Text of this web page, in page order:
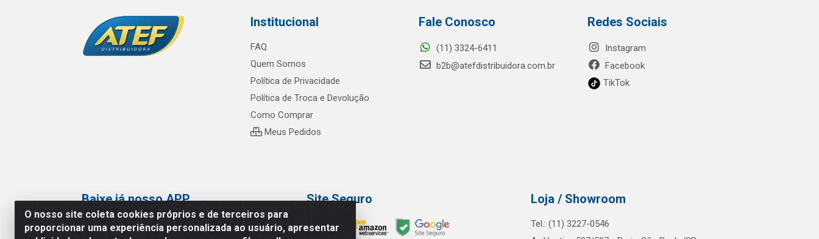
O nosso site coleta cookies próprios e de terceiros para
proporcionar uma experiência personalizada ao usuário, apresentar
Institucional
FAQ
Quem Somos
Política de Privacidade
Política de Troca e Devolução
Como Comprar
Meus Pedidos
Fale Conosco
(11) 3324-6411
b2b@atefdistribuidora.com.br
Redes Sociais
Instagram
Facebook
TikTok
Baixe já nosso APP Site Seguro Loja / Showroom
Tel.: (11) 3227-0546